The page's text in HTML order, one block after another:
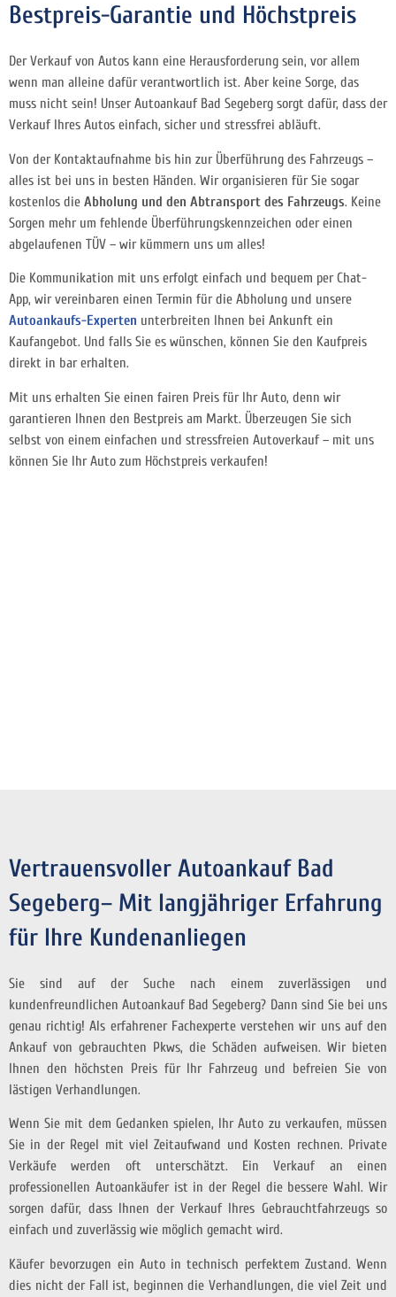
Bestpreis-Garantie und Höchstpreis
Der Verkauf von Autos kann eine Herausforderung sein, vor allem
wenn man alleine dafür verantwortlich ist. Aber keine Sorge, das
muss nicht sein! Unser Autoankauf Bad Segeberg sorgt dafür, dass der
Verkauf Ihres Autos einfach, sicher und stressfrei abläuft.
Von der Kontaktaufnahme bis hin zur Überführung des Fahrzeugs –
alles ist bei uns in besten Händen. Wir organisieren für Sie sogar
kostenlos die Abholung und den Abtransport des Fahrzeugs. Keine
Sorgen mehr um fehlende Überführungskennzeichen oder einen
abgelaufenen TÜV – wir kümmern uns um alles!
Die Kommunikation mit uns erfolgt einfach und bequem per Chat-
App, wir vereinbaren einen Termin für die Abholung und unsere
Autoankaufs-Experten unterbreiten Ihnen bei Ankunft ein
Kaufangebot. Und falls Sie es wünschen, können Sie den Kaufpreis
direkt in bar erhalten.
Mit uns erhalten Sie einen fairen Preis für Ihr Auto, denn wir
garantieren Ihnen den Bestpreis am Markt. Überzeugen Sie sich
selbst von einem einfachen und stressfreien Autoverkauf – mit uns
können Sie Ihr Auto zum Höchstpreis verkaufen!
Vertrauensvoller Autoankauf Bad
Segeberg– Mit langjähriger Erfahrung
für Ihre Kundenanliegen
Sie sind auf der Suche nach einem zuverlässigen und
kundenfreundlichen Autoankauf Bad Segeberg? Dann sind Sie bei uns
genau richtig! Als erfahrener Fachexperte verstehen wir uns auf den
Ankauf von gebrauchten Pkws, die Schäden aufweisen. Wir bieten
Ihnen den höchsten Preis für Ihr Fahrzeug und befreien Sie von
lästigen Verhandlungen.
Wenn Sie mit dem Gedanken spielen, Ihr Auto zu verkaufen, müssen
Sie in der Regel mit viel Zeitaufwand und Kosten rechnen. Private
Verkäufe werden oft unterschätzt. Ein Verkauf an einen
professionellen Autoankäufer ist in der Regel die bessere Wahl. Wir
sorgen dafür, dass Ihnen der Verkauf Ihres Gebrauchtfahrzeugs so
einfach und zuverlässig wie möglich gemacht wird.
Käufer bevorzugen ein Auto in technisch perfektem Zustand. Wenn
dies nicht der Fall ist, beginnen die Verhandlungen, die viel Zeit und